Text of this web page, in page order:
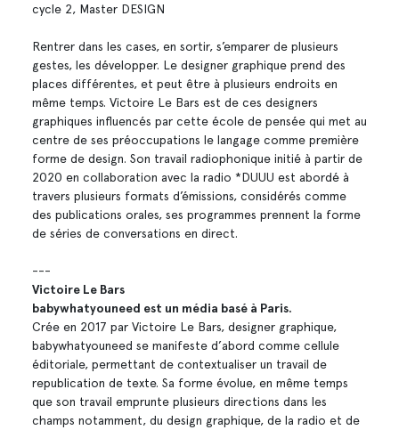
cycle 2, Master DESIGN
Rentrer dans les cases, en sortir, s’emparer de plusieurs
gestes, les développer. Le designer graphique prend des
places différentes, et peut être à plusieurs endroits en
même temps. Victoire Le Bars est de ces designers
graphiques influencés par cette école de pensée qui met au
centre de ses préoccupations le langage comme première
forme de design. Son travail radiophonique initié à partir de
2020 en collaboration avec la radio *DUUU est abordé à
travers plusieurs formats d’émissions, considérés comme
des publications orales, ses programmes prennent la forme
de séries de conversations en direct.
---
Victoire Le Bars
babywhatyouneed est un média basé à Paris.
Crée en 2017 par Victoire Le Bars, designer graphique,
babywhatyouneed se manifeste d’abord comme cellule
éditoriale, permettant de contextualiser un travail de
republication de texte. Sa forme évolue, en même temps
que son travail emprunte plusieurs directions dans les
champs notamment, du design graphique, de la radio et de